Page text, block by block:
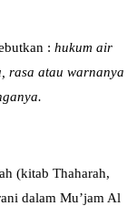
: hukum air
rasa atau warnanya
(kitab Thaharah,
dalam Mu’jam Al